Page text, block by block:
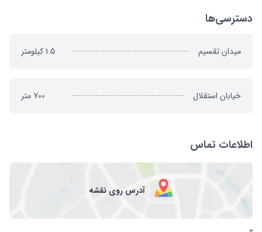
دسترسی‌ها
میدان تقسیم 1.5کیلومتر
خیابان استقلال 700 متر
اطلاعات تماس
آدرس روی نقشه